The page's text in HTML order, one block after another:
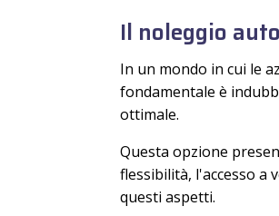
Il noleggio
In un mondo in cui le
fondamentale è
ottimale.
Questa opzione
flessibilità, l'accesso a
questi aspetti.